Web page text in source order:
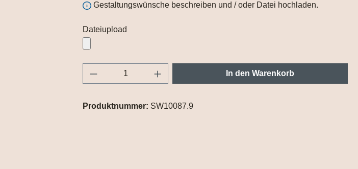
Gestaltungswünsche beschreiben und / oder Datei hochladen.
Dateiupload
Produkt Anzahl: Gib den gewünschten Wert ein
In den Warenkorb
Produktnummer: SW10087.9